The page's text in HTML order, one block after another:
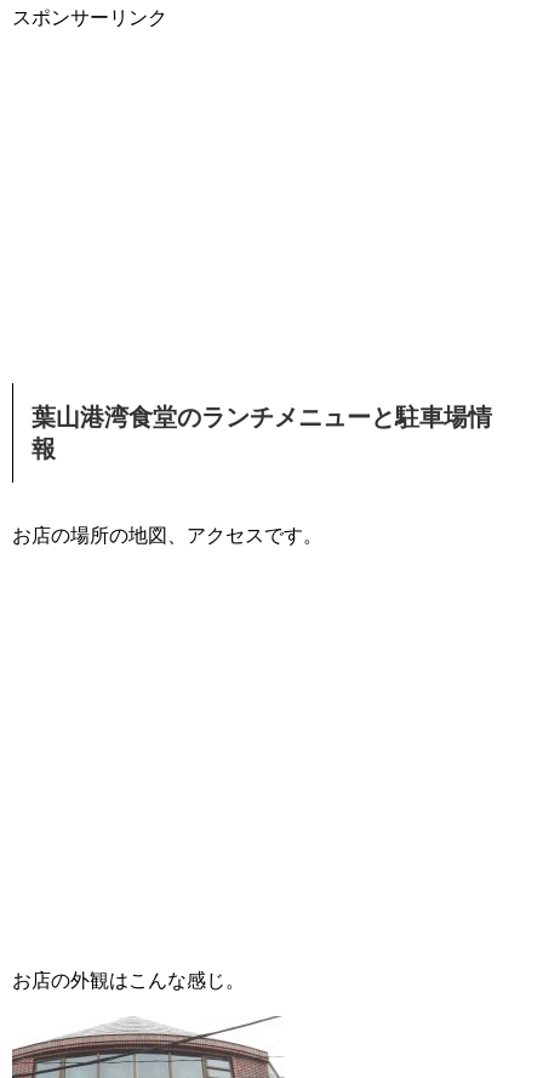
スポンサーリンク
葉山港湾食堂のランチメニューと駐車場情
報
お店の場所の地図、アクセスです。
お店の外観はこんな感じ。